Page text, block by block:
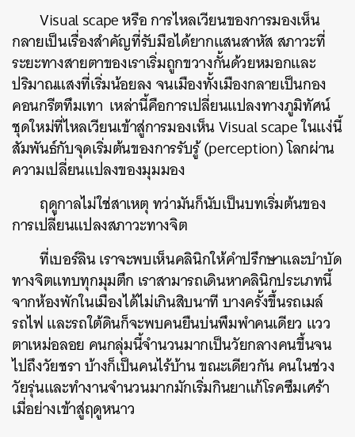
Visual scape หรือ การไหลเวียนของการมองเห็น
กลายเป็นเรื่องสำคัญที่รับมือได้ยากแสนสาหัส สภาวะที่
ระยะทางสายตาของเราเริ่มถูกขวางกั้นด้วยหมอกและ
ปริมาณแสงที่เริ่มน้อยลง จนเมืองทั้งเมืองกลายเป็นกอง
คอนกรีตทึมเทา เหล่านี้คือการเปลี่ยนแปลงทางภูมิทัศน์
ชุดใหม่ที่ไหลเวียนเข้าสู่การมองเห็น Visual scape ในแง่นี้
สัมพันธ์กับจุดเริ่มต้นของการรับรู้ (perception) โลกผ่าน
ความเปลี่ยนแปลงของมุมมอง
ฤดูกาลไม่ใช่สาเหตุ ทว่ามันก็นับเป็นบทเริ่มต้นของ
การเปลี่ยนแปลงสภาวะทางจิต
ที่เบอร์ลิน เราจะพบเห็นคลินิกให้คำปรึกษาและบำบัด
ทางจิตแทบทุกมุมตึก เราสามารถเดินหาคลินิกประเภทนี้
จากห้องพักในเมืองได้ไม่เกินสิบนาที บางครั้งขึ้นรถเมล์
รถไฟ และรถใต้ดินก็จะพบคนยืนบ่นพึมพำคนเดียว แวว
ตาเหม่อลอย คนกลุ่มนี้จำนวนมากเป็นวัยกลางคนขึ้นจน
ไปถึงวัยชรา บ้างก็เป็นคนไร้บ้าน ขณะเดียวกัน คนในช่วง
วัยรุ่นและทำงานจำนวนมากมักเริ่มกินยาแก้โรคซึมเศร้า
เมื่อย่างเข้าสู่ฤดูหนาว